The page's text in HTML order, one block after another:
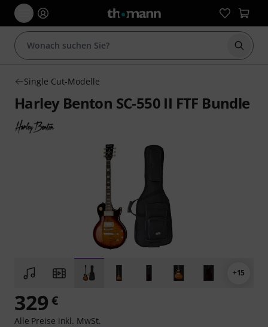
Suche
Single Cut-Modelle
Harley Benton SC-550 II FTF Bundle
+15
329 €
Alle Preise inkl. MwSt.